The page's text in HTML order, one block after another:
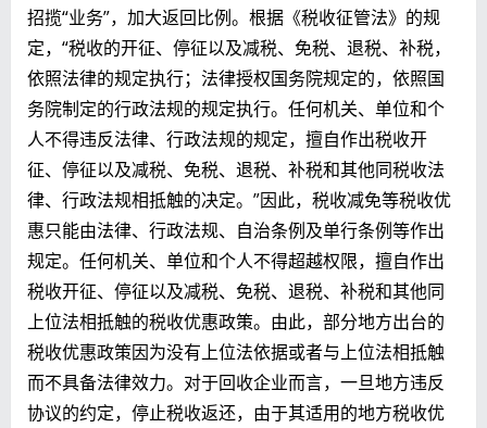
招揽“业务”，加大返回比例。根据《税收征管法》的规
定，“税收的开征、停征以及减税、免税、退税、补税，
依照法律的规定执行；法律授权国务院规定的，依照国
务院制定的行政法规的规定执行。任何机关、单位和个
人不得违反法律、行政法规的规定，擅自作出税收开
征、停征以及减税、免税、退税、补税和其他同税收法
律、行政法规相抵触的决定。”因此，税收减免等税收优
惠只能由法律、行政法规、自治条例及单行条例等作出
规定。任何机关、单位和个人不得超越权限，擅自作出
税收开征、停征以及减税、免税、退税、补税和其他同
上位法相抵触的税收优惠政策。由此，部分地方出台的
税收优惠政策因为没有上位法依据或者与上位法相抵触
而不具备法律效力。对于回收企业而言，一旦地方违反
协议的约定，停止税收返还，由于其适用的地方税收优